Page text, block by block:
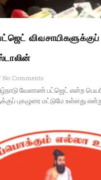
விவசாயிகளுக்குப்
No Comments
வேளாண் பட்ஜெட் என்ற
புகழுரை மட்டுமே உள்ளது